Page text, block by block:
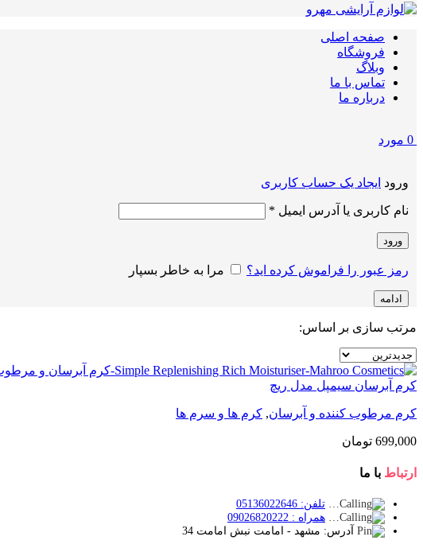
صفحه اصلی
فروشگاه
وبلاگ
تماس با ما
درباره ما
0 مورد
ورود ایجاد یک حساب کاربری
نام کاربری یا آدرس ایمیل *
ورود
رمز عبور را فراموش کرده اید؟ مرا به خاطر بسپار
ادامه
مرتب سازی بر اساس:
کرم آبرسان سیمپل مدل ریچ
کرم مرطوب کننده و آبرسان, کرم ها و سرم ها
699,000 تومان
ارتباط با ما
تلفن: 05136022646
همراه : 09026820222
آدرس: مشهد - امامت نبش امامت 34